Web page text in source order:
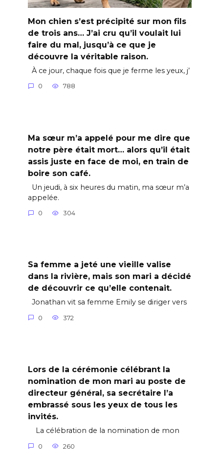
Mon chien s’est précipité sur mon fils
de trois ans… J’ai cru qu’il voulait lui
faire du mal, jusqu’à ce que je
découvre la véritable raison.
À ce jour, chaque fois que je ferme les yeux, j’
0 788
Ma sœur m’a appelé pour me dire que
notre père était mort… alors qu’il était
assis juste en face de moi, en train de
boire son café.
Un jeudi, à six heures du matin, ma sœur m’a
appelée.
0 304
Sa femme a jeté une vieille valise
dans la rivière, mais son mari a décidé
de découvrir ce qu’elle contenait.
Jonathan vit sa femme Emily se diriger vers
0 372
Lors de la cérémonie célébrant la
nomination de mon mari au poste de
directeur général, sa secrétaire l’a
embrassé sous les yeux de tous les
invités.
La célébration de la nomination de mon
0 260